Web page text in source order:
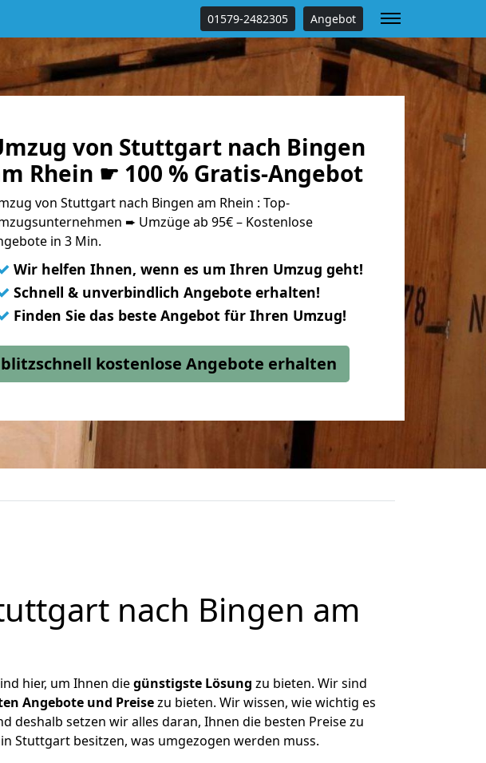
01579-2482305 Angebot
von Stuttgart nach Bingen
Rhein ☛ 100 % Gratis-Angebot
von Stuttgart nach Bingen am Rhein : Top-
➨ Umzüge ab 95€ – Kostenlose
in 3 Min.
Wir helfen Ihnen, wenn es um Ihren Umzug geht!
Schnell & unverbindlich Angebote erhalten!
Finden Sie das beste Angebot für Ihren Umzug!
blitzschnell kostenlose Angebote erhalten
nach Bingen am
hier, um Ihnen diegünstigste Lösung zu bieten. Wir sind
Angebote und Preisezu bieten. Wir wissen, wie wichtig es
deshalb setzen wir alles daran, Ihnen die besten Preise zu
Stuttgart besitzen, was umgezogen werden muss.